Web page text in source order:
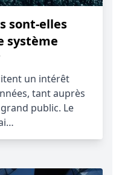
sont-elles
système
un intérêt
tant auprès
public. Le